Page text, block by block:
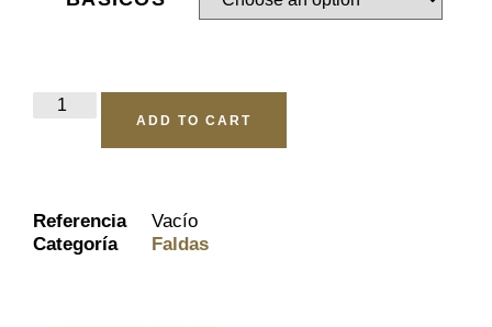
ADD TO CART
Referencia
Vacío
Categoría
Faldas